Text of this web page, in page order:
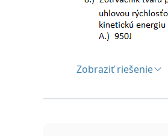
Zobraziť riešenie